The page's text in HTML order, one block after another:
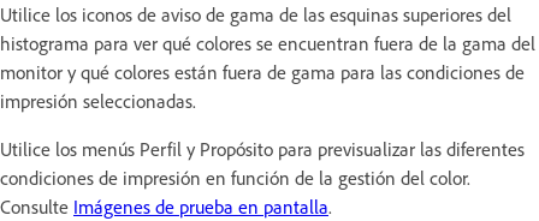
Utilice los iconos de aviso de gama de las esquinas superiores del
histograma para ver qué colores se encuentran fuera de la gama del
monitor y qué colores están fuera de gama para las condiciones de
impresión seleccionadas.
Utilice los menús Perfil y Propósito para previsualizar las diferentes
condiciones de impresión en función de la gestión del color.
Consulte Imágenes de prueba en pantalla.